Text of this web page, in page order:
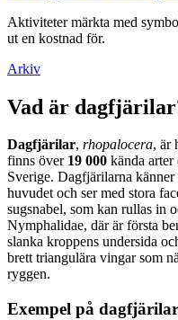
Aktiviteter märkta med
ut en kostnad för.
Arkiv
Vad är
Dagfjärilar, rhopalocera, är
finns över 19 000 kända
Sverige. Dagfjärilarna
huvudet och ser med stora
sugsnabel, som kan rullas in
Nymphalidae, där är första
slanka kroppens undersida
brett triangulära vingar som
ryggen.
Exempel på dagfjärilar